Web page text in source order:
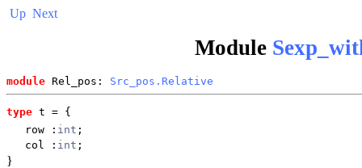
Up Next
Module
module Rel_pos: Src_pos.Relative
type t = {
row : int ;
col
: int ;
}